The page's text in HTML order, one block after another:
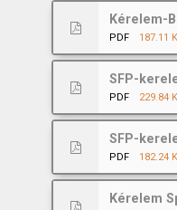
Kérelem-
PDF 187.11
SFP-
PDF 229.84
SFP-
PDF 182.24
Kérelem